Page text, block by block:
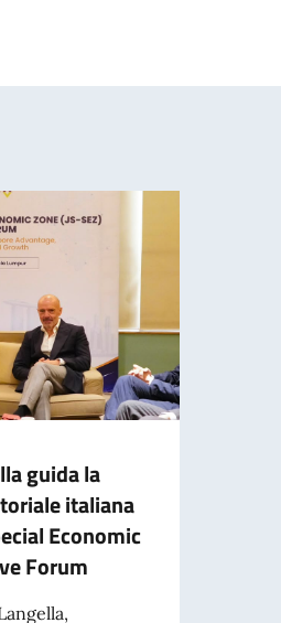
guida la
italiana
Economic
Forum